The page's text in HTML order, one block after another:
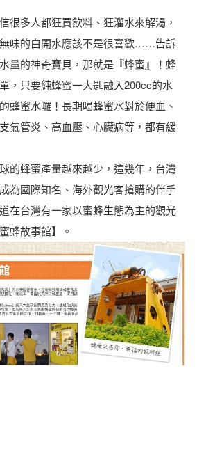
很多人都狂買飲料、狂灌水來解渴，
味的白開水應該不是很喜歡……告訴
量的神奇寶貝，那就是『蜂蜜』！蜂
，只要純蜂蜜一大匙融入200cc的水
蜂蜜水囉！長期喝蜂蜜水對於便血、
氣管炎、高血壓、心臟病等，都有緩
的蜂蜜產量越來越少，這幾年，台灣
為國際知名、海外觀光客搶購的伴手
在台灣有一家以蜜蜂生態為主的觀光
蜂故事館】。